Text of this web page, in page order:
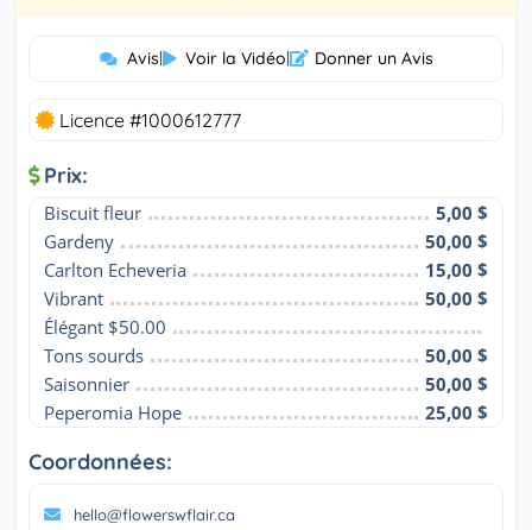
Avis| Voir la Vidéo| Donner un Avis
Licence #1000612777
Prix:
Biscuit fleur
5,00 $
Gardeny
50,00 $
Carlton Echeveria
15,00 $
Vibrant
50,00 $
Élégant $50.00
Tons sourds
50,00 $
Saisonnier
50,00 $
Peperomia Hope
25,00 $
Coordonnées:
hello@flowerswflair.ca